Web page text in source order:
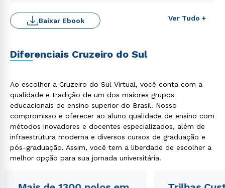
Ver Tudo +
Baixar Ebook
Diferenciais Cruzeiro do Sul
Ao escolher a Cruzeiro do Sul Virtual, você conta com a
qualidade e tradição de um dos maiores grupos
educacionais de ensino superior do Brasil. Nosso
compromisso é oferecer ao aluno qualidade de ensino com
métodos inovadores e docentes especializados, além de
infraestrutura moderna e diversos cursos de graduação e
pós-graduação. Assim, você tem a liberdade de escolher a
melhor opção para sua jornada universitária.
Rápido e fácil
WhatsApp
ou